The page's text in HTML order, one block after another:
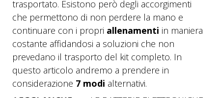
trasportato. Esistono però degli accorgimenti
che permettono di non perdere la mano e
continuare con i propri allenamenti in maniera
costante affidandosi a soluzioni che non
prevedano il trasporto del kit completo. In
questo articolo andremo a prendere in
considerazione 7 modi alternativi.